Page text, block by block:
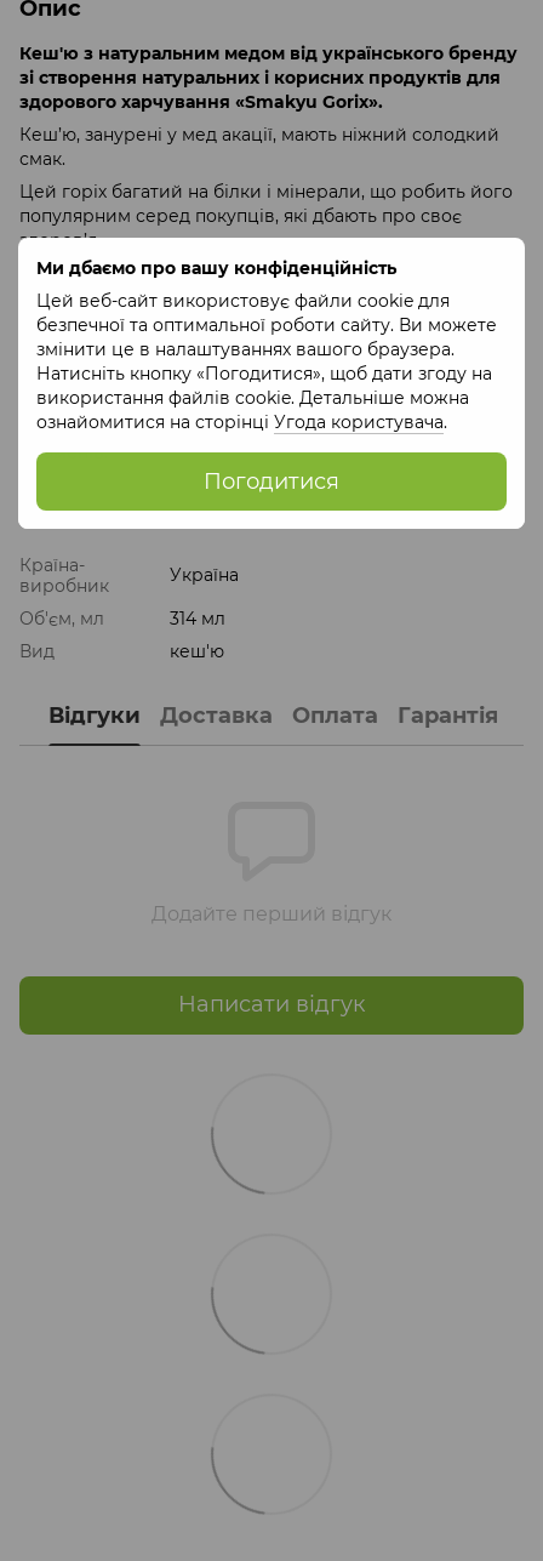
Ми дбаємо про вашу конфіденційність
Цей веб-сайт використовує файли cookie для
безпечної та оптимальної роботи сайту. Ви можете
змінити це в налаштуваннях вашого браузера.
Натисніть кнопку «Погодитися», щоб дати згоду на
використання файлів cookie. Детальніше можна
ознайомитися на сторінці Угода користувача.
Погодитися
Опис
Кеш'ю з натуральним медом від українського бренду
зі створення натуральних і корисних продуктів для
здорового харчування «Smakyu Gorix».
Кеш’ю, занурені у мед акації, мають ніжний солодкий
смак.
Цей горіх багатий на білки і мінерали, що робить його
популярним серед покупців, які дбають про своє
здоров’я.
Склад: кеш’ю, мед акації
Вага: 464 / 580 г
Об'єм : 212 / 314 мл
Пакування: банка скляна
Умови зберігання: термін придатності 12 місяців, при
температурі не більше 25°C, без прямих сонячних
променів.
Характеристики
Країна-
виробник
Україна
Об'єм, мл
314 мл
Вид
кеш'ю
Відгуки Доставка Оплата Гарантія
Додайте перший відгук
Написати відгук